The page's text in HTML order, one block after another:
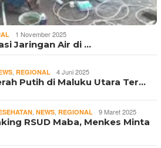
1 November 2025
Jaringan Air di …
, REGIONAL 4 Juni 2025
Putih di Maluku Utara Ter…
, NEWS, REGIONAL 9 Maret 2025
RSUD Maba, Menkes Minta